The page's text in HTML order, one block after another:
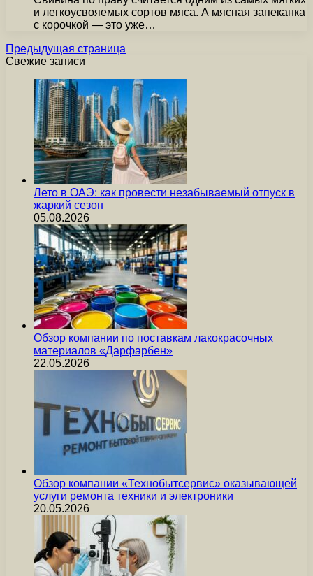
и легкоусвояемых сортов мяса. А мясная запеканка
с корочкой — это уже…
Предыдущая страница
Свежие записи
Лето в ОАЭ: как провести незабываемый отпуск в
жаркий сезон
05.08.2026
Обзор компании по поставкам лакокрасочных
материалов «Дарфарбен»
22.05.2026
Обзор компании «Технобытсервис» оказывающей
услуги ремонта техники и электроники
20.05.2026